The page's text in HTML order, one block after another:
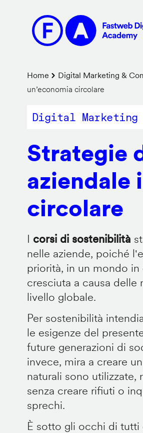
contenuto
principale
Briciole
di
pane
Home Digital Marketing &
un’economia circolare
Digital Marketing
Strategie
aziendale
circolare
I corsi di sostenibilità
nelle aziende, poiché
priorità, in un mondo
cresciuta a causa
livello globale.
Per sostenibilità
le esigenze del
future generazioni di
invece, mira a creare
naturali sono
senza creare rifiuti o
sprechi.
È sotto gli occhi di tutti